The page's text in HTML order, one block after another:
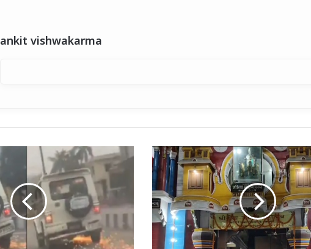
ankit vishwakarma
क्या
गीता
प्रेस
तोड़ेगा
अपनी
परंपरा?
अदाणी
ग्रुप